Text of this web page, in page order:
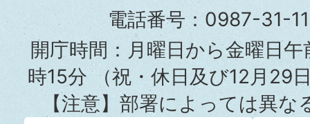
役
所
電話番号：0987-31-
開庁時間：月曜日から金曜日
時15分（祝・休日及び12月29
【注意】部署によっては異